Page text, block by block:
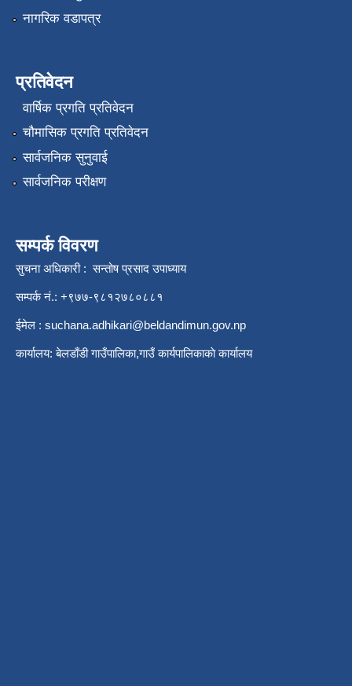
नागरिक वडापत्र
प्रतिवेदन
वार्षिक प्रगति प्रतिवेदन
चौमासिक प्रगति प्रतिवेदन
सार्वजनिक सुनुवाई
सार्वजनिक परीक्षण
सम्पर्क विवरण
सुचना अधिकारी : सन्तोष प्रसाद उपाध्याय
सम्पर्क नं.: +९७७-९८१२७८०८८१
ईमेल : suchana.adhikari@beldandimun.gov.np
कार्यालय: बेलडाँडी गाउँपालिका,गाउँ कार्यपालिकाकाे कार्यालय